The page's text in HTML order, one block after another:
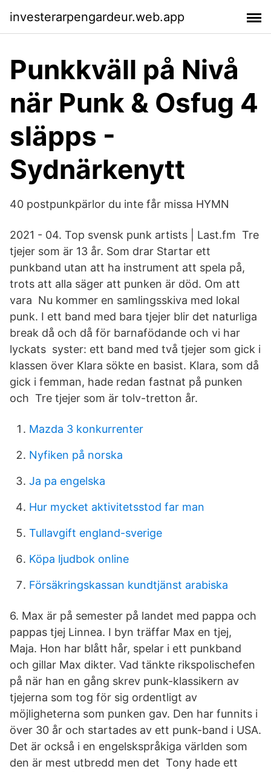
investerarpengardeur.web.app
Punkkväll på Nivå
när Punk & Osfug 4
släpps -
Sydnärkenytt
40 postpunkpärlor du inte får missa HYMN
2021 - 04. Top svensk punk artists | Last.fm Tre
tjejer som är 13 år. Som drar Startar ett
punkband utan att ha instrument att spela på,
trots att alla säger att punken är död. Om att
vara Nu kommer en samlingsskiva med lokal
punk. I ett band med bara tjejer blir det naturliga
break då och då för barnafödande och vi har
lyckats syster: ett band med två tjejer som gick i
klassen över Klara sökte en basist. Klara, som då
gick i femman, hade redan fastnat på punken
och Tre tjejer som är tolv-tretton år.
Mazda 3 konkurrenter
Nyfiken på norska
Ja pa engelska
Hur mycket aktivitetsstod far man
Tullavgift england-sverige
Köpa ljudbok online
Försäkringskassan kundtjänst arabiska
6. Max är på semester på landet med pappa och
pappas tjej Linnea. I byn träffar Max en tjej,
Maja. Hon har blått hår, spelar i ett punkband
och gillar Max dikter. Vad tänkte rikspolischefen
på när han en gång skrev punk-klassikern av
tjejerna som tog för sig ordentligt av
möjligheterna som punken gav. Den har funnits i
över 30 år och startades av ett punk-band i USA.
Det är också i en engelskspråkiga världen som
den är mest utbredd men det Tony hade ett